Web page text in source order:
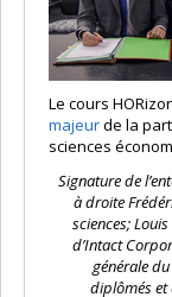
Le cours
majeurde la
sciences
Signature de
à droite
sciences;
d’Intact
générale
diplômés et